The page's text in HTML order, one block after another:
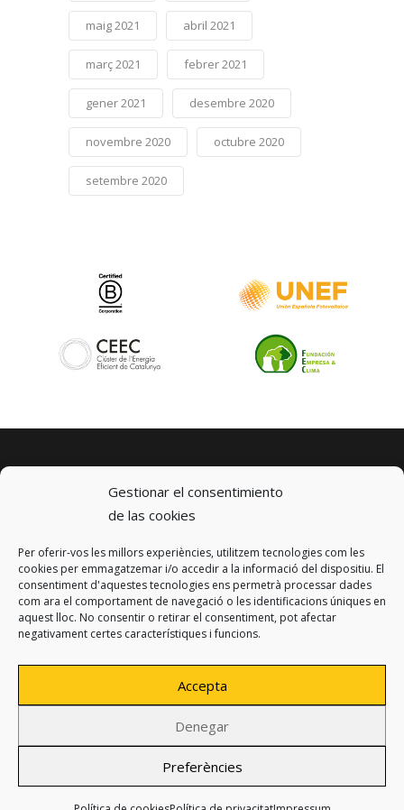
Gestionar el consentimiento
de las cookies
Per oferir-vos les millors experiències, utilitzem tecnologies com les
cookies per emmagatzemar i/o accedir a la informació del dispositiu. El
consentiment d'aquestes tecnologies ens permetrà processar dades
com ara el comportament de navegació o les identificacions úniques en
aquest lloc. No consentir o retirar el consentiment, pot afectar
negativament certes característiques i funcions.
Accepta
Denegar
Preferències
maig 2021 abril 2021
març 2021 febrer 2021
gener 2021 desembre 2020
novembre 2020 octubre 2020
setembre 2020
© 2023 km0 Energy
Carrer Baldrich 222-226
08223 Terrassa, Barcelona
info@km0.energy
Política de privacitat
Avís legal
Política de cookies